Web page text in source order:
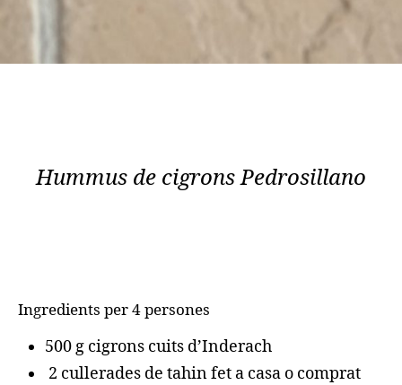
Hummus de cigrons Pedrosillano
Ingredients per 4 persones
500 g cigrons cuits d’Inderach
2 cullerades de tahin fet a casa o comprat